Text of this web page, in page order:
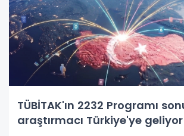
TÜBİTAK'ın 2232 Programı
araştırmacı Türkiye'ye geliyor